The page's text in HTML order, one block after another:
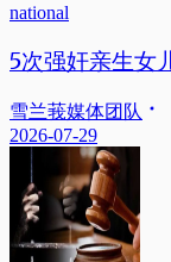
national
5次强奸亲生女
雪兰莪媒体团队
2026-07-29